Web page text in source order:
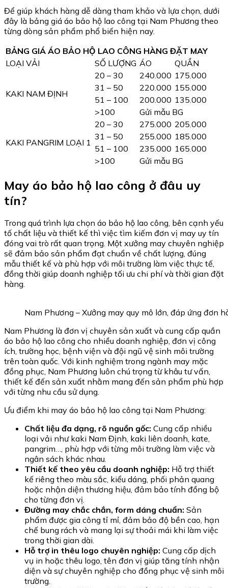
Để giúp khách hàng dễ dàng tham khảo và lựa chọn, dưới
đây là bảng giá áo bảo hộ lao công tại Nam Phương theo
từng dòng sản phẩm phổ biến hiện nay.
BẢNG GIÁ ÁO BẢO HỘ LAO CÔNG HÀNG ĐẶT MAY
LOẠI VẢI
SỐ LƯỢNG ÁO QUẦN
KAKI NAM ĐỊNH
20 – 30 240.000 175.000
31 – 50
220.000 155.000
51 – 100
200.000 135.000
>100
Gửi mẫu BG
KAKI PANGRIM LOẠI 1
20 – 30 275.000 205.000
31 – 50
255.000 185.000
51 – 100
235.000 165.000
>100
Gửi mẫu BG
May áo bảo hộ lao công ở đâu uy
tín?
Trong quá trình lựa chọn áo bảo hộ lao công, bên cạnh yếu
tố chất liệu và thiết kế thì việc tìm kiếm đơn vị may uy tín
đóng vai trò rất quan trọng. Một xưởng may chuyên nghiệp
sẽ đảm bảo sản phẩm đạt chuẩn về chất lượng, đúng
mẫu thiết kế và phù hợp với môi trường làm việc thực tế,
đồng thời giúp doanh nghiệp tối ưu chi phí và thời gian đặt
hàng.
Nam Phương – Xưởng may quy mô lớn, đáp ứng đơn
Nam Phương là đơn vị chuyên sản xuất và cung cấp quần
áo bảo hộ lao công cho nhiều doanh nghiệp, đơn vị công
ích, trường học, bệnh viện và đội ngũ vệ sinh môi trường
trên toàn quốc. Với kinh nghiệm trong ngành may mặc
đồng phục, Nam Phương luôn chú trọng từ khâu tư vấn,
thiết kế đến sản xuất nhằm mang đến sản phẩm phù hợp
với từng nhu cầu sử dụng.
Ưu điểm khi may áo bảo hộ lao công tại Nam Phương:
Chất liệu đa dạng, rõ nguồn gốc: Cung cấp nhiều
loại vải như kaki Nam Định, kaki liên doanh, kate,
pangrim…, phù hợp với từng môi trường làm việc và
ngân sách khác nhau.
Thiết kế theo yêu cầu doanh nghiệp: Hỗ trợ thiết
kế riêng theo màu sắc, kiểu dáng, phối phản quang
hoặc nhận diện thương hiệu, đảm bảo tính đồng bộ
cho từng đơn vị.
Đường may chắc chắn, form dáng chuẩn: Sản
phẩm được gia công tỉ mỉ, đảm bảo độ bền cao, hạn
chế bung rách và mang lại sự thoải mái khi làm việc
trong thời gian dài.
Hỗ trợ in thêu logo chuyên nghiệp: Cung cấp dịch
vụ in hoặc thêu logo, tên đơn vị giúp tăng tính nhận
diện và sự chuyên nghiệp cho đồng phục vệ sinh môi
trường.